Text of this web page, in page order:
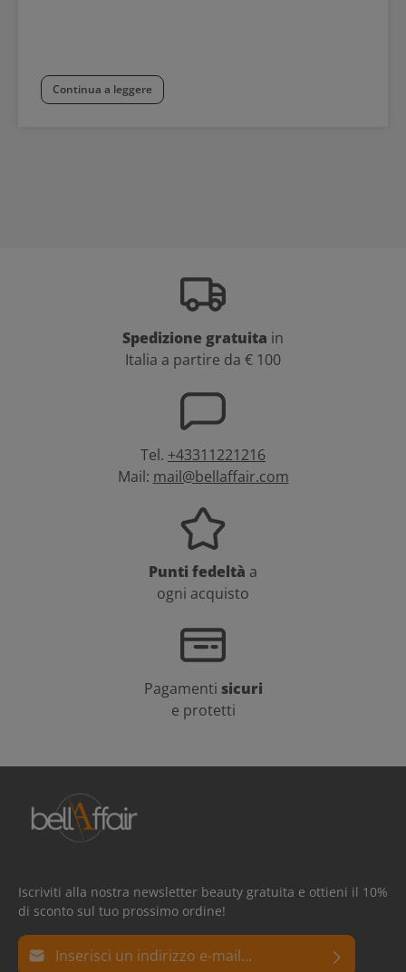
Continua a leggere
Spedizione gratuita in
Italia a partire da € 100
Tel. +43311221216
Mail: mail@bellaffair.com
Punti fedeltà a
ogni acquisto
Pagamenti sicuri
e protetti
Iscriviti alla nostra newsletter beauty gratuita e ottieni il 10%
di sconto sul tuo prossimo ordine!
Indirizzo e-mail*